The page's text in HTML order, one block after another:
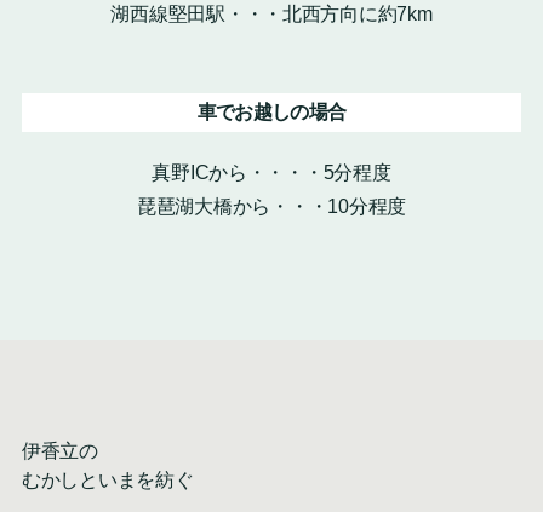
湖西線堅田駅・・・北西方向に約7km
車でお越しの場合
真野ICから・・・・5分程度
琵琶湖大橋から・・・10分程度
伊香立の
むかしといまを紡ぐ